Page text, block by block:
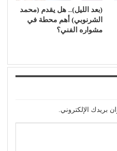
(بعد الليل).. هل يقدم (محمد
الشرنوبي) أهم محطة في
مشواره الفني؟
بريدك الإلكتروني.